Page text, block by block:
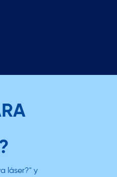
láser?" y